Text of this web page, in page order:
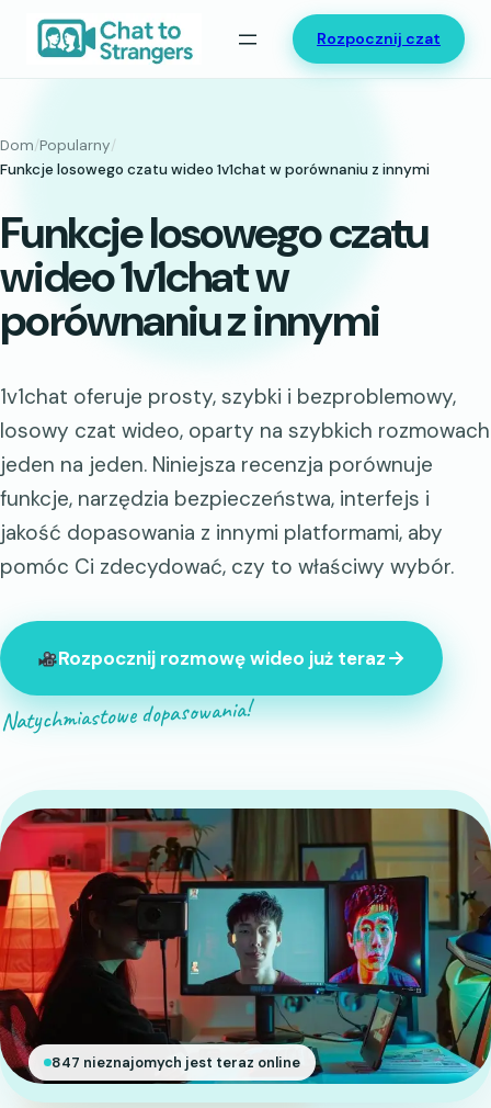
Przejdź
Rozpocznij czat
Dom/Popularny/
Funkcje losowego czatu wideo 1v1chat w porównaniu z innymi
Funkcje losowego czatu
wideo 1v1chat w
porównaniu z innymi
1v1chat oferuje prosty, szybki i bezproblemowy,
losowy czat wideo, oparty na szybkich rozmowach
jeden na jeden. Niniejsza recenzja porównuje
funkcje, narzędzia bezpieczeństwa, interfejs i
jakość dopasowania z innymi platformami, aby
pomóc Ci zdecydować, czy to właściwy wybór.
Rozpocznij rozmowę wideo już teraz
Natychmiastowe dopasowania!
847 nieznajomych jest teraz online